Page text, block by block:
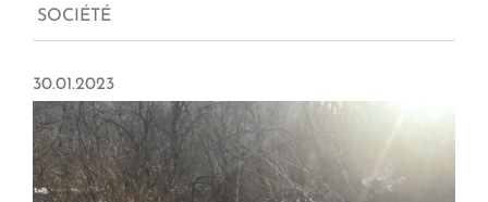
SOCIÉTÉ
30.01.2023